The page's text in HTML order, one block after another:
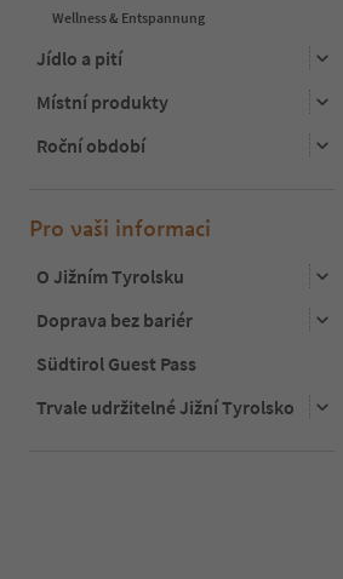
Wellness & Entspannung
Jídlo a pití
Místní produkty
Roční období
Pro vaši informaci
O Jižním Tyrolsku
Doprava bez bariér
Südtirol Guest Pass
Trvale udržitelné Jižní Tyrolsko